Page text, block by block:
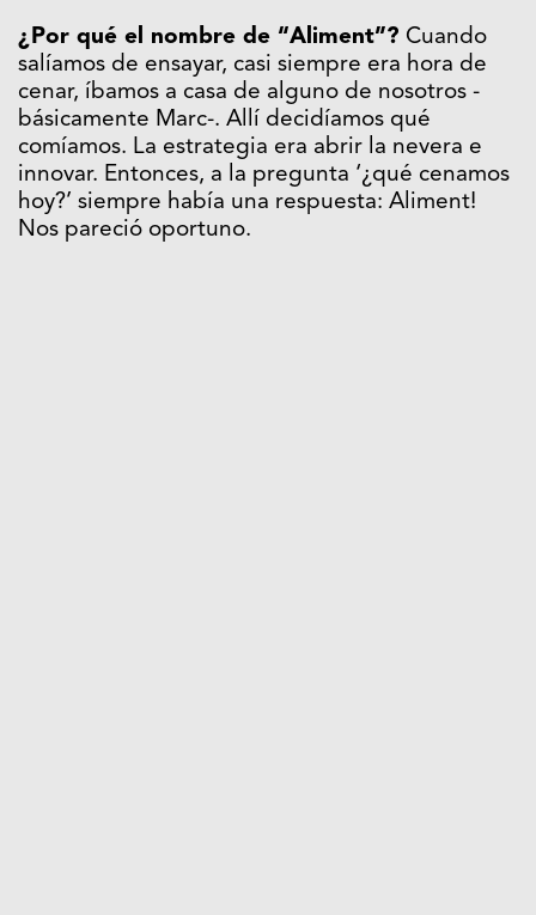
¿Por qué el nombre de “Aliment”? Cuando
salíamos de ensayar, casi siempre era hora de
cenar, íbamos a casa de alguno de nosotros -
básicamente Marc-. Allí decidíamos qué
comíamos. La estrategia era abrir la nevera e
innovar. Entonces, a la pregunta ‘¿qué cenamos
hoy?’ siempre había una respuesta: Aliment!
Nos pareció oportuno.